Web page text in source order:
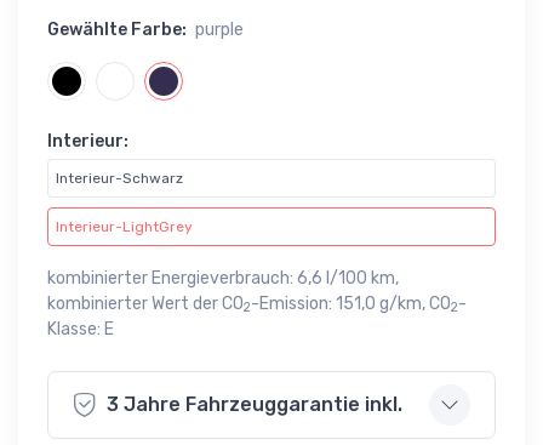
Gewählte Farbe: purple
Interieur:
Interieur-Schwarz
Interieur-LightGrey
kombinierter Energieverbrauch: 6,6 l/100 km,
kombinierter Wert der CO2-Emission: 151,0 g/km, CO2-
Klasse: E
3 Jahre Fahrzeuggarantie inkl.